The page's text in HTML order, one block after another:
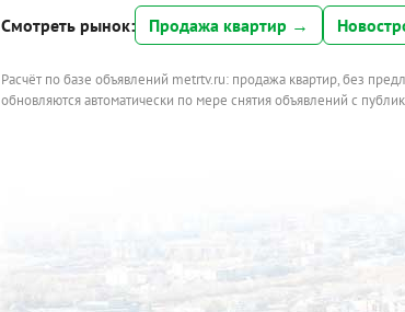
Смотреть рынок: Продажа квартир →
Расчёт по базе объявлений metrtv.ru: продажа квартир, без
обновляются автоматически по мере снятия объявлений с